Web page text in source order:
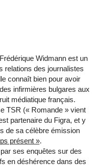
Widmann est un
relations des journalistes
connaît bien pour avoir
infirmières bulgares aux
médiatique français.
TSR (« Romande » vient
partenaire du Figra, et y
de sa célèbre émission
présent ».
ses enquêtes sur des
en déshérence dans des